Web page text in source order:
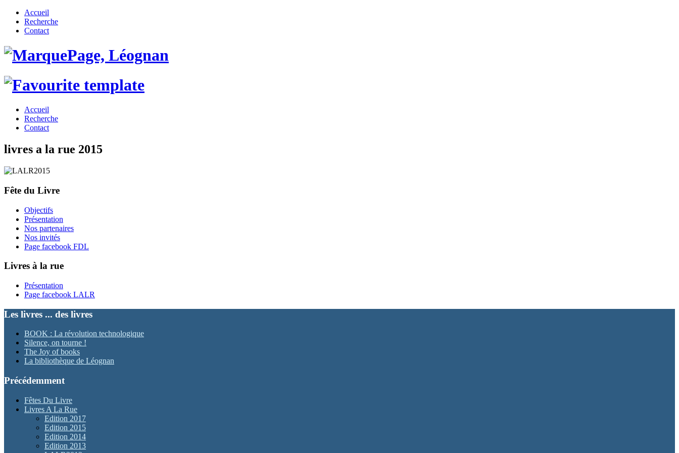
Accueil
Recherche
Contact
Accueil
Recherche
Contact
livres a la rue 2015
Fête du Livre
Objectifs
Présentation
Nos partenaires
Nos invités
Page facebook FDL
Livres à la rue
Présentation
Page facebook LALR
Les livres ... des livres
BOOK : La révolution technologique
Silence, on tourne !
The Joy of books
La bibliothèque de Léognan
Précédemment
Fêtes Du Livre
Livres A La Rue
Edition 2017
Edition 2015
Edition 2014
Edition 2013